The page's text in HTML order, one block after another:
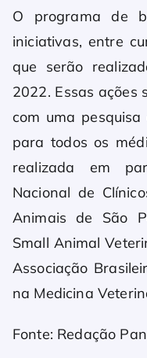
O programa de
iniciativas, entre
que serão
2022. Essas ações
com uma
para todos os
realizada em
Nacional de
Animais de São
Small Animal
Associação
na Medicina
Fonte: Redação